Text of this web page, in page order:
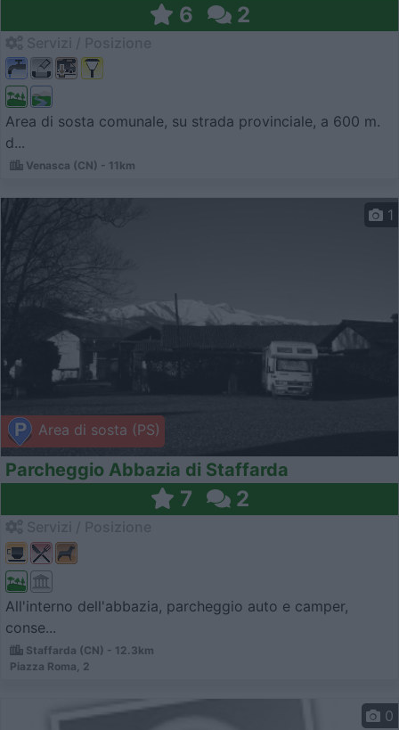
6 2
Area di sosta comunale, su strada provinciale, a 600 m.
d...
Venasca (CN) - 11km
Area di sosta (PS)
1
Parcheggio Abbazia di Staffarda
7 2
All'interno dell'abbazia, parcheggio auto e camper,
conse...
Staffarda (CN) - 12.3km
Piazza Roma, 2
0